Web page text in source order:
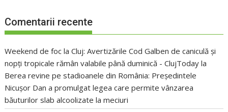
Comentarii recente
Weekend de foc la Cluj: Avertizările Cod Galben de caniculă și
nopți tropicale rămân valabile până duminică - ClujToday la
Berea revine pe stadioanele din România: Președintele
Nicușor Dan a promulgat legea care permite vânzarea
băuturilor slab alcoolizate la meciuri